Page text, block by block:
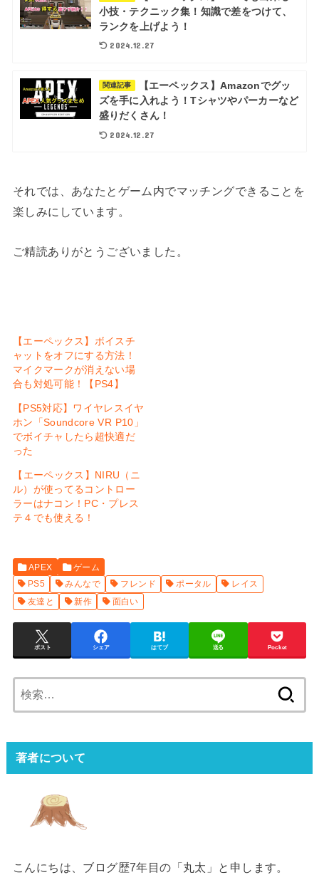
小技・テクニック集！知識で差をつけて、
ランクを上げよう！
2024.12.27
関連記事
【エーペックス】Amazonでグッ
ズを手に入れよう！Tシャツやパーカーなど
盛りだくさん！
2024.12.27
それでは、あなたとゲーム内でマッチングできることを
楽しみにしています。
ご精読ありがとうございました。
【エーペックス】ボイスチ
ャットをオフにする方法！
マイクマークが消えない場
合も対処可能！【PS4】
【PS5対応】ワイヤレスイヤ
ホン「Soundcore VR P10」
でボイチャしたら超快適だ
った
【エーペックス】NIRU（ニ
ル）が使ってるコントロー
ラーはナコン！PC・プレス
テ４でも使える！
APEX
ゲーム
PS5
みんなで フレンド ポータル
レイス
友達と
新作 面白い
ポスト シェア はてブ 送る Pocket
索:
著者について
こんにちは、ブログ歴7年目の「丸太」と申します。